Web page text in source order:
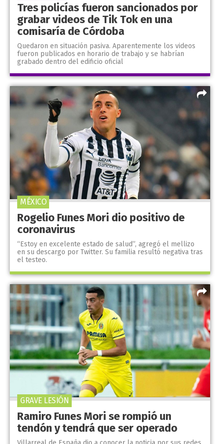
Tres policías fueron sancionados por
grabar videos de Tik Tok en una
comisaría de Córdoba
Quedaron en situación pasiva. Aparentemente los videos
fueron publicados en horario de trabajo y se habrían
grabado dentro del edificio oficial
Rogelio Funes Mori dio positivo de
coronavirus
“Estoy en excelente estado de salud”, agregó el mellizo
en su descargo por Twitter. Su familia resultó negativa tras
el testeo.
MÉXICO
Ramiro Funes Mori se rompió un
tendón y tendrá que ser operado
GRAVE LESIÓN